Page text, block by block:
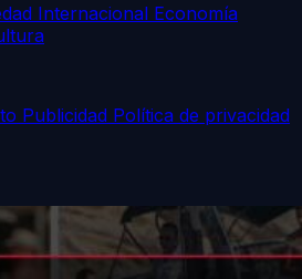
Internacional Economía
Publicidad Política de privacidad